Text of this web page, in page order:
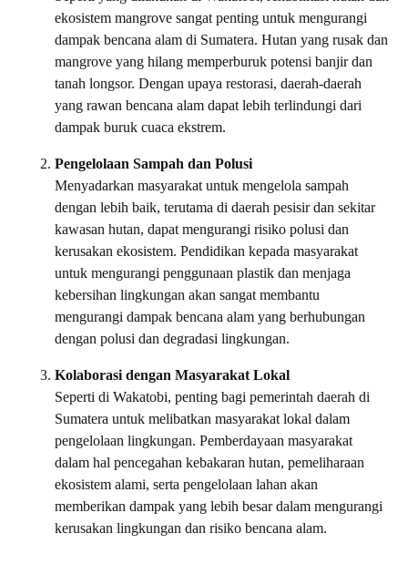
ekosistem mangrove sangat penting untuk mengurangi
dampak bencana alam di Sumatera. Hutan yang rusak dan
mangrove yang hilang memperburuk potensi banjir dan
tanah longsor. Dengan upaya restorasi, daerah-daerah
yang rawan bencana alam dapat lebih terlindungi dari
dampak buruk cuaca ekstrem.
Pengelolaan Sampah dan Polusi
Menyadarkan masyarakat untuk mengelola sampah
dengan lebih baik, terutama di daerah pesisir dan sekitar
kawasan hutan, dapat mengurangi risiko polusi dan
kerusakan ekosistem. Pendidikan kepada masyarakat
untuk mengurangi penggunaan plastik dan menjaga
kebersihan lingkungan akan sangat membantu
mengurangi dampak bencana alam yang berhubungan
dengan polusi dan degradasi lingkungan.
Kolaborasi dengan Masyarakat Lokal
Seperti di Wakatobi, penting bagi pemerintah daerah di
Sumatera untuk melibatkan masyarakat lokal dalam
pengelolaan lingkungan. Pemberdayaan masyarakat
dalam hal pencegahan kebakaran hutan, pemeliharaan
ekosistem alami, serta pengelolaan lahan akan
memberikan dampak yang lebih besar dalam mengurangi
kerusakan lingkungan dan risiko bencana alam.